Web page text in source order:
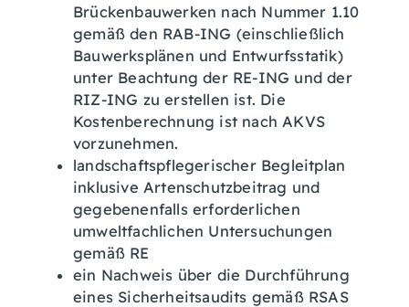
Brückenbauwerken nach Nummer 1.10
gemäß den RAB-ING (einschließlich
Bauwerksplänen und Entwurfsstatik)
unter Beachtung der RE-ING und der
RIZ-ING zu erstellen ist. Die
Kostenberechnung ist nach AKVS
vorzunehmen.
landschaftspflegerischer Begleitplan
inklusive Artenschutzbeitrag und
gegebenenfalls erforderlichen
umweltfachlichen Untersuchungen
gemäß RE
ein Nachweis über die Durchführung
eines Sicherheitsaudits gemäß RSAS